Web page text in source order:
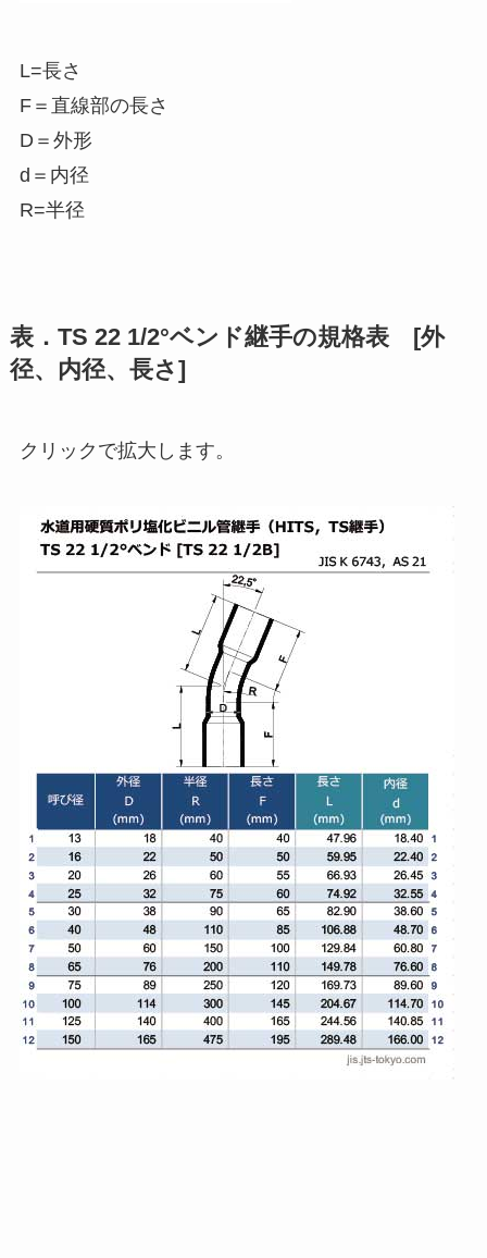
L=長さ
F＝直線部の長さ
D＝外形
d＝内径
R=半径
表．TS 22 1/2°ベンド継手の規格表 [外
径、内径、長さ]
クリックで拡大します。